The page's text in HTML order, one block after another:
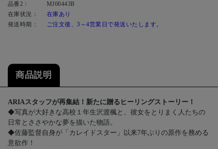
品番2：
MJ00443B
在庫状況：
在庫あり
発送時期：
ご注文後、3～4営業日で発送いたします。
商品説明
ARIAスタッフが再集結！新たに贈るヒーリングストーリー！
◆写真が大好きな高校１年生沢渡楓と、彼女をとりまく人たちの
日常とささやかな夢を描いた物語。
◆佐藤監督自身が「カレイドスター」以来7年ぶりの原作を務める
意欲作！